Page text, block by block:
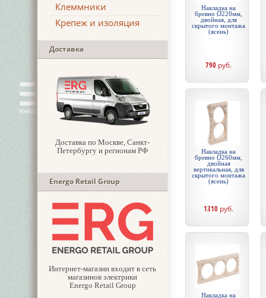
Клеммники
Крепеж и изоляция
Доставка
Доставка по Москве, Санкт-
Петербургу и регионам РФ
Energo Retail Group
Интернет-магазин входит в сеть
магазинов электрики
Energo Retail Group
Накладка на
бревно Ø220мм,
двойная, для
скрытого монтажа
(ясень)
790 руб.
Накладка на
бревно Ø260мм,
двойная
вертикальная, для
скрытого монтажа
(ясень)
1310 руб.
Накладка на